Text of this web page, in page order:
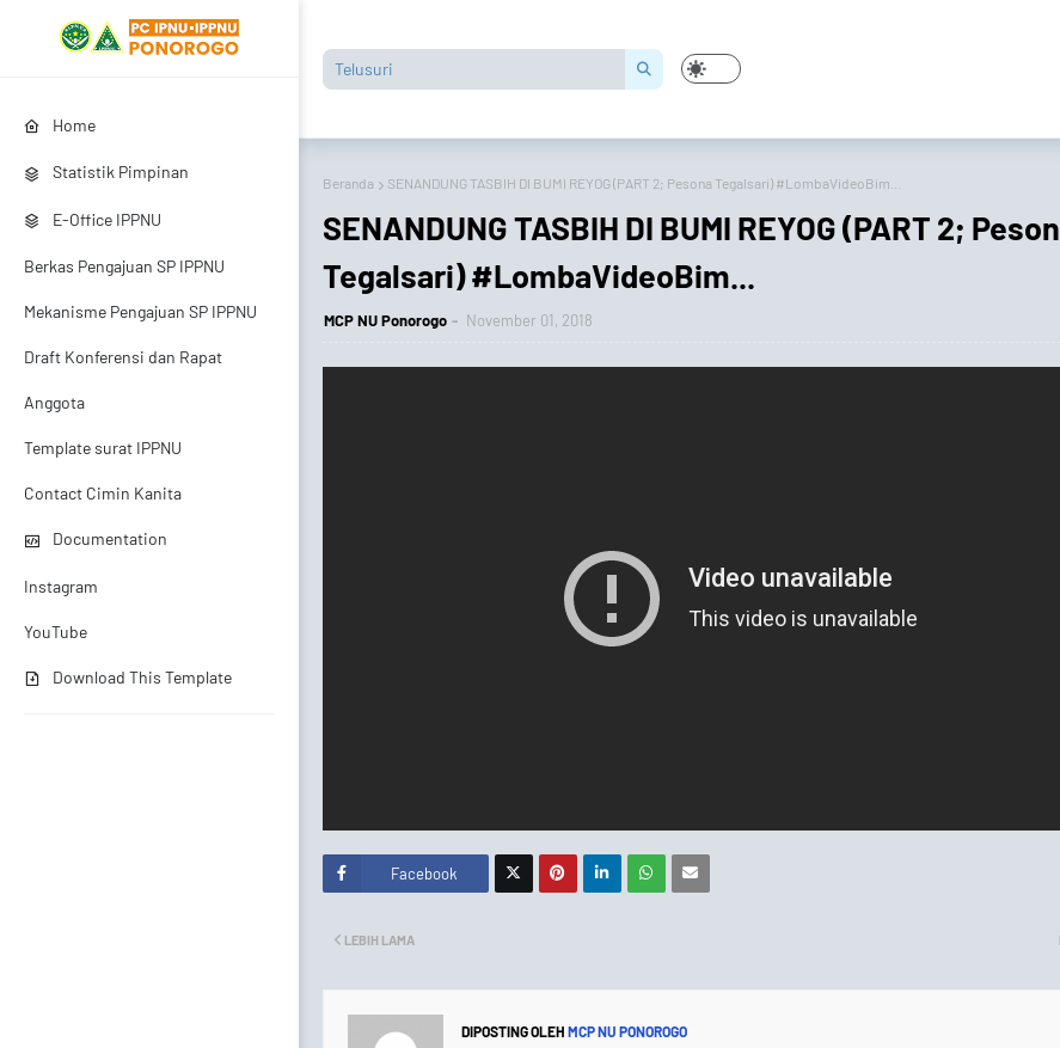
Home
Statistik Pimpinan
E-Office IPPNU
Berkas Pengajuan SP IPPNU
Mekanisme Pengajuan SP IPPNU
Draft Konferensi dan Rapat
Anggota
Template surat IPPNU
Contact Cimin Kanita
Documentation
Instagram
YouTube
Download This Template
Beranda SENANDUNG TASBIH DI BUMI REYOG (PART 2; Pesona Tegalsari) #LombaVideoBim...
SENANDUNG TASBIH DI BUMI REYOG (PART 2;
Tegalsari) #LombaVideoBim...
MCP NU Ponorogo November 01, 2018
Facebook
LEBIH LAMA
DIPOSTING OLEH MCP NU PONOROGO